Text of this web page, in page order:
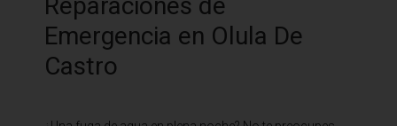
Emergencia en Olula De
Castro